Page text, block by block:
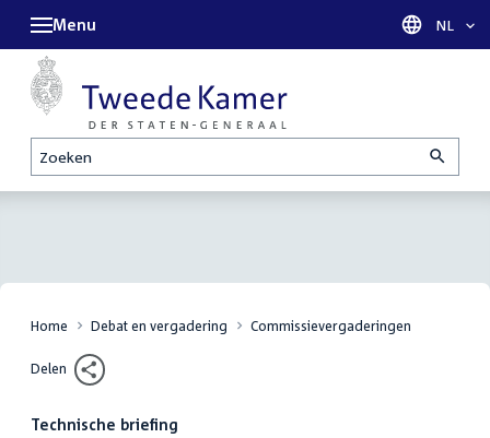
Zoeken
Menu Taal
NL
Home Debat en vergadering Commissievergaderingen
Delen
Technische briefing